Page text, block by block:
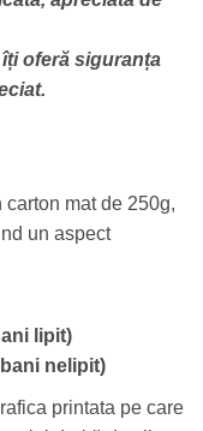
oferă siguranța
carton mat de 250g,
un aspect
lipit)
nelipit)
printata pe care